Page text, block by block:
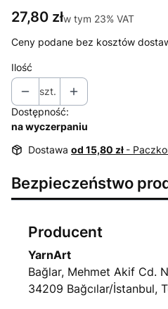
Cena
27,80 złw tym 23% VAT
w tym 23% VAT
Ceny podane bez kosztów
Ilość
szt.
Dostępność:
na wyczerpaniu
Dostawa od 15,80 zł -
Bezpieczeństwo
Producent
YarnArt
Bağlar, Mehmet Akif Cd.
34209 Bağcılar/İstanbul,